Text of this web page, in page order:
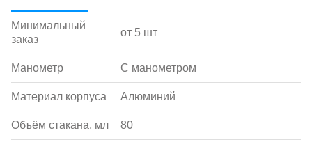
Минимальный
заказ
от 5 шт
Манометр С манометром
Материал корпуса Алюминий
Объём стакана, мл 80